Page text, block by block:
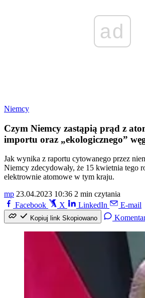
ad
Niemcy
Czym Niemcy zastąpią prąd z
importu oraz „ekologicznego”
Jak wynika z raportu cytowanego przez
Niemcy zdecydowały, że 15 kwietnia tego
elektrownie atomowe w tym kraju.
mp 23.04.2023 10:36 2 min czytania
Facebook
X LinkedIn E-mail
Kopiuj link Skopiowano